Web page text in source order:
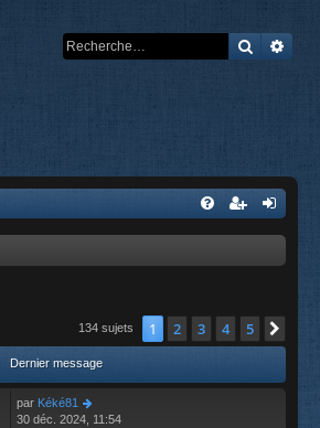
134 sujets 1 2 3 4 5
Dernier message
par Kéké81
30 déc. 2024, 11:54